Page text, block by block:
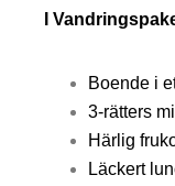
I
Boende i
3-rätters
Härlig
Läckert